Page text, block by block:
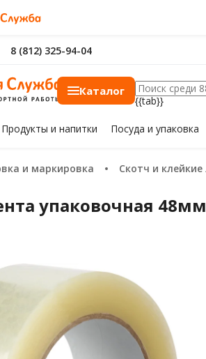
8 (812) 325-94-04
Каталог
{{tab}}
Продуктыи напитки Посуда и упаковка
и маркировка Скотч и
упаковочная